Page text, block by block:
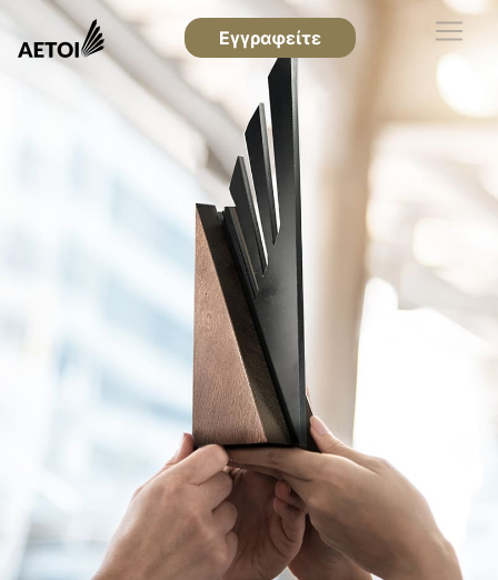
Εγγραφείτε